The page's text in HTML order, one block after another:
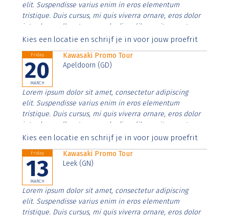
elit. Suspendisse varius enim in eros elementum
tristique. Duis cursus, mi quis viverra ornare, eros dolor
interdum nulla, ut commodo diam libero vitae erat.
Aenean faucibus nibh et justo cursus id rutrum lorem
Kies een locatie en schrijf je in voor jouw proefrit
Friday
20
MARCH
Kawasaki Promo Tour
Apeldoorn (GD)
Lorem ipsum dolor sit amet, consectetur adipiscing
elit. Suspendisse varius enim in eros elementum
tristique. Duis cursus, mi quis viverra ornare, eros dolor
interdum nulla, ut commodo diam libero vitae erat.
Aenean faucibus nibh et justo cursus id rutrum lorem
Kies een locatie en schrijf je in voor jouw proefrit
Friday
13
MARCH
Kawasaki Promo Tour
Leek (GN)
Lorem ipsum dolor sit amet, consectetur adipiscing
elit. Suspendisse varius enim in eros elementum
tristique. Duis cursus, mi quis viverra ornare, eros dolor